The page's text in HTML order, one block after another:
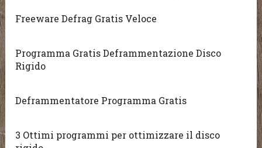
Freeware Defrag Gratis Veloce
Programma Gratis Deframmentazione Disco
Rigido
Deframmentatore Programma Gratis
3 Ottimi programmi per ottimizzare il disco